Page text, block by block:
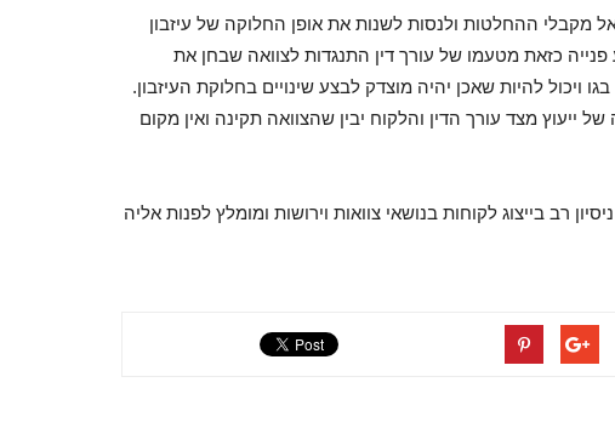
מקבלי ההחלטות ולנסות לשנות את אופן החלוקה של עיזבון
כזאת מטעמו של עורך דין התנגדות לצוואה שבחן את
ויכול להיות שאכן יהיה מוצדק לבצע שינויים בחלוקת העיזבון.
ייעוץ מצד עורך הדין והלקוח יבין שהצוואה תקינה ואין מקום
רב בייצוג לקוחות בנושאי צוואות וירושות ומומלץ לפנות אליה